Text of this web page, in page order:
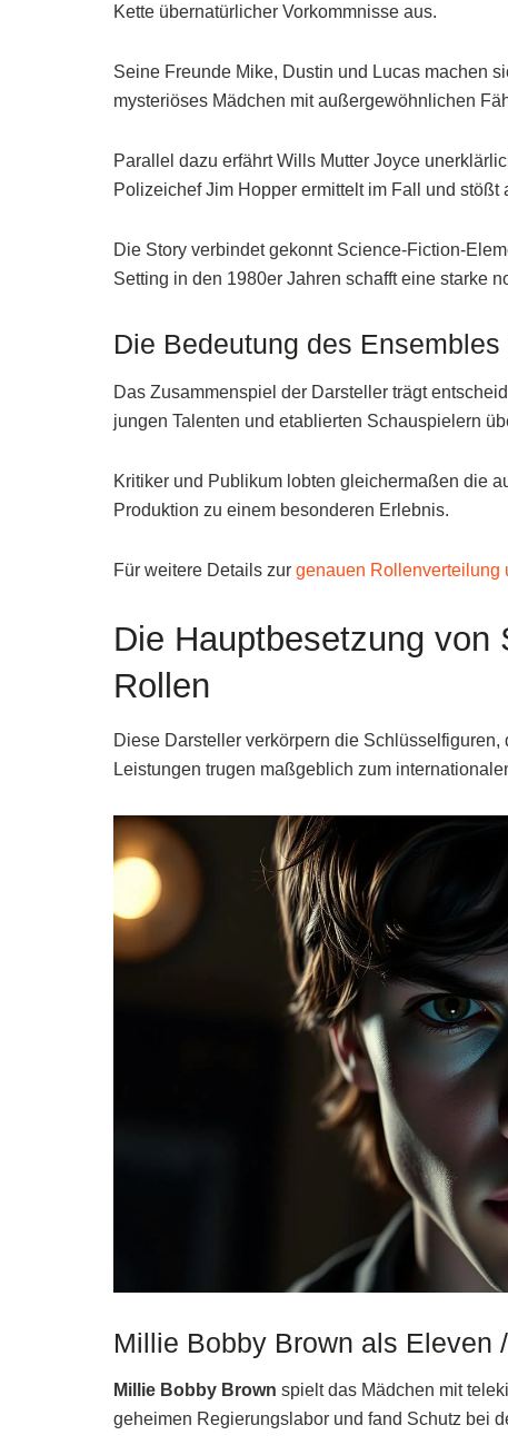
Kette übernatürlicher Vorkommnisse aus.
Seine Freunde Mike, Dustin und Lucas machen
mysteriöses Mädchen mit außergewöhnlichen
Parallel dazu erfährt Wills Mutter Joyce
Polizeichef Jim Hopper ermittelt im Fall und
Die Story verbindet gekonnt Science-Fiction-
Setting in den 1980er Jahren schafft eine starke
Die Bedeutung des
Das Zusammenspiel der Darsteller trägt
jungen Talenten und etablierten Schauspielern
Kritiker und Publikum lobten gleichermaßen die
Produktion zu einem besonderen Erlebnis.
Für weitere Details zur genauen Rollenverteilung
Die Hauptbesetzung von
Rollen
Diese Darsteller verkörpern die
Leistungen trugen maßgeblich zum
Millie Bobby Brown als Eleven
Millie Bobby Brown spielt das Mädchen mit
geheimen Regierungslabor und fand Schutz bei